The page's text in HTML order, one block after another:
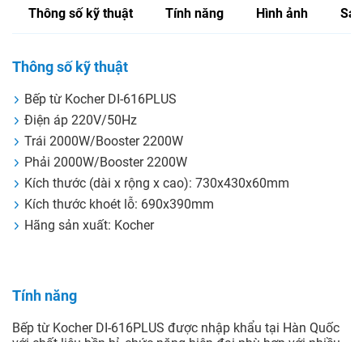
Thông số kỹ thuật Tính năng Hình ảnh
Thông số kỹ thuật
Bếp từ Kocher DI-616PLUS
Điện áp 220V/50Hz
Trái 2000W/Booster 2200W
Phải 2000W/Booster 2200W
Kích thước (dài x rộng x cao): 730x430x60mm
Kích thước khoét lỗ: 690x390mm
Hãng sản xuất: Kocher
Tính năng
Bếp từ Kocher DI-616PLUS được nhập khẩu tại Hàn Quốc